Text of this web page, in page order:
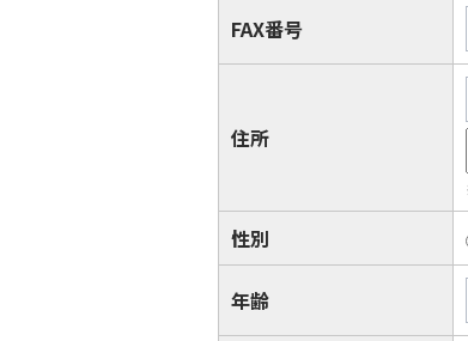
FAX番号
住所
性別
年齢